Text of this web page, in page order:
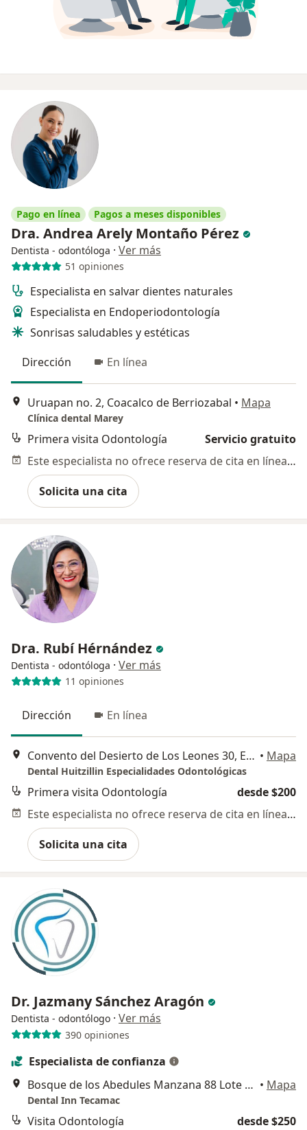
Pago en línea Pagos a meses disponibles
Dra. Andrea Arely Montaño Pérez
Dentista - odontóloga · Ver más
51 opiniones
Especialista en salvar dientes naturales
Especialista en Endoperiodontología
Sonrisas saludables y estéticas
Dirección
En línea
Uruapan no. 2, Coacalco de Berriozabal • Mapa
Clínica dental Marey
Primera visita Odontología
Servicio gratuito
Este especialista no ofrece reserva de cita en línea en esta dirección.
Solicita una cita
Dra. Rubí Hérnández
Dentista - odontóloga · Ver más
11 opiniones
Dirección En línea
Convento del Desierto de Los Leones 30, Ecatepec de Morelos • Mapa
Dental Huitzillin Especialidades Odontológicas
Primera visita Odontología
desde $200
Este especialista no ofrece reserva de cita en línea en esta dirección.
Solicita una cita
Dr. Jazmany Sánchez Aragón
Dentista - odontólogo · Ver más
390 opiniones
Especialista de confianza
Bosque de los Abedules Manzana 88 Lote 85-2, Los Heroes Tecamac, 55764 Ojo de Agua, Méx., Tecamac • Mapa
Dental Inn Tecamac
Visita Odontología
desde $250